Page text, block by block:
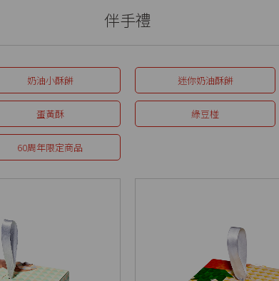
伴手禮
奶油小酥餅 迷你奶油酥餅
蛋黃酥 綠豆椪
60周年限定商品